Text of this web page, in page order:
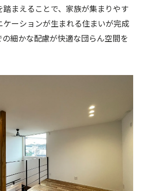
踏まえることで、家族が集まりやす
ケーションが生まれる住まいが完成
の細かな配慮が快適な団らん空間を